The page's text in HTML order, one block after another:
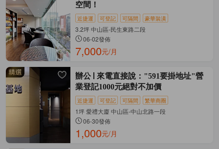
空間！
近捷運 可登記 可隔間 豪華裝潢
3.2坪 中山區-民生東路二段
06-02發佈
7,000元/月
辦公
來電直接說："591要掛地址"營
業登記1000元絕對不加價
近捷運 可登記 可隔間 繁華商圈
1坪 愛禮大廈 中山區-中山北路一段
06-30發佈
1,000元/月